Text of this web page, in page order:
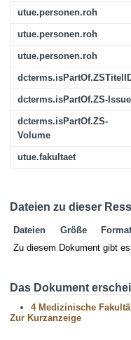
utue.personen.roh
utue.personen.roh
utue.personen.roh
dcterms.isPartOf.ZS-Issue
dcterms.isPartOf.ZS-
Volume
utue.fakultaet
Dateien zu dieser
Dateien Größe
Format
Zu diesem Dokument gibt
Das Dokument
4 Medizinische
Zur Kurzanzeige